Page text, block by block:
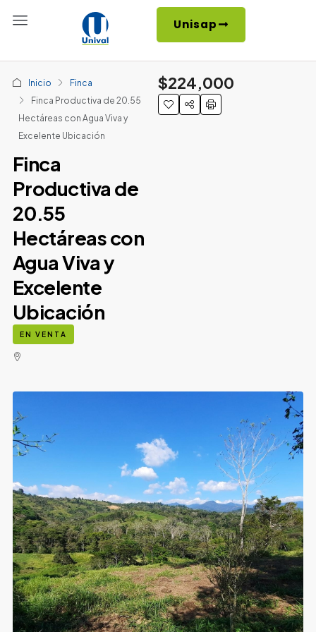
Unisap
Inicio
Finca
Finca Productiva de 20.55
Hectáreas con Agua Viva y
Excelente Ubicación
Finca
Productiva de
20.55
Hectáreas con
Agua Viva y
Excelente
Ubicación
EN VENTA
$224,000